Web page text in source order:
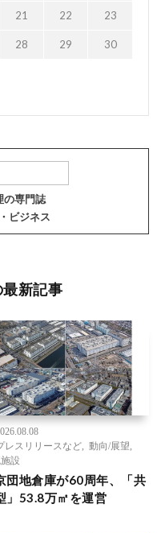
21 22 23
28 29 30
の専門誌
ビジネス
新記事
レスリリースなど
動向/展望
設
団地倉庫が60周年、「共
」53.8万㎡を運営